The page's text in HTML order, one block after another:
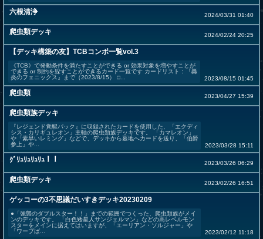
六根清浄 2024/03/31 01:40
爬虫類デッキ 2024/02/24 20:25
【デッキ構築の友】TCBコンボ一覧vol.3
《TCB》で発動条件を満たすことができる or 効果対象を増やすことが
できる or 制約を躱すことができるカード一覧です カードリスト：『轟
炎のフェニックス』まで（2023/8/15） □...
2023/08/15 01:45
爬虫類 2023/04/27 15:39
爬虫類族デッキ
『レジェンド覚醒パック』に収録されたカードを使用した、「エクディ
シス・カリギュレオン」主軸の爬虫類族デッキです。 「カマレオン」
や「素早いレミング」などで、デッキから墓地へカードを送り、「伯爵
参上」や...
2023/03/28 15:11
ｸﾞﾘｭﾘｭﾘｭﾘｭ！！ 2023/03/26 06:29
爬虫類デッキ 2023/02/26 16:51
ゲッコーの3不思議だいすきデッキ20230209
●「強襲のダブルスター！！」までの範囲でつくった、爬虫類族がメイ
ンのデッキです。 「白色矮星人サンジェルマン」などの高レベルモン
スターをメインに据えてはいますが、「エーリアン・ソルジャー」や
「ワープば...
2023/02/12 11:18